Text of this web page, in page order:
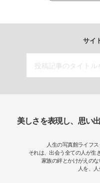
サイ
美しさを表現し、思い
人生の写真館ライフ
それは、出会う全ての人が生
家族の絆とかけがえのな
人を、人